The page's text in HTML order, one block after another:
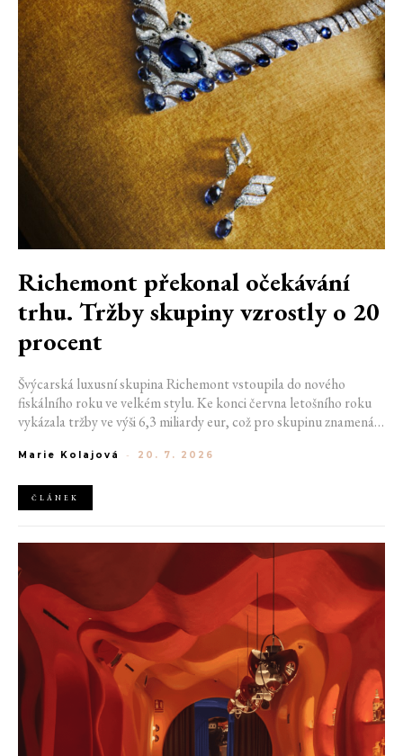
Richemont překonal očekávání
trhu. Tržby skupiny vzrostly o 20
procent
Švýcarská luxusní skupina Richemont vstoupila do nového
fiskálního roku ve velkém stylu. Ke konci června letošního roku
vykázala tržby ve výši 6,3 miliardy eur, což pro skupinu znamená
luxusním zůstává i přes přetrvávající ekonomickou nejistotu
Marie Kolajová - 20. 7. 2026
ČLÁNEK